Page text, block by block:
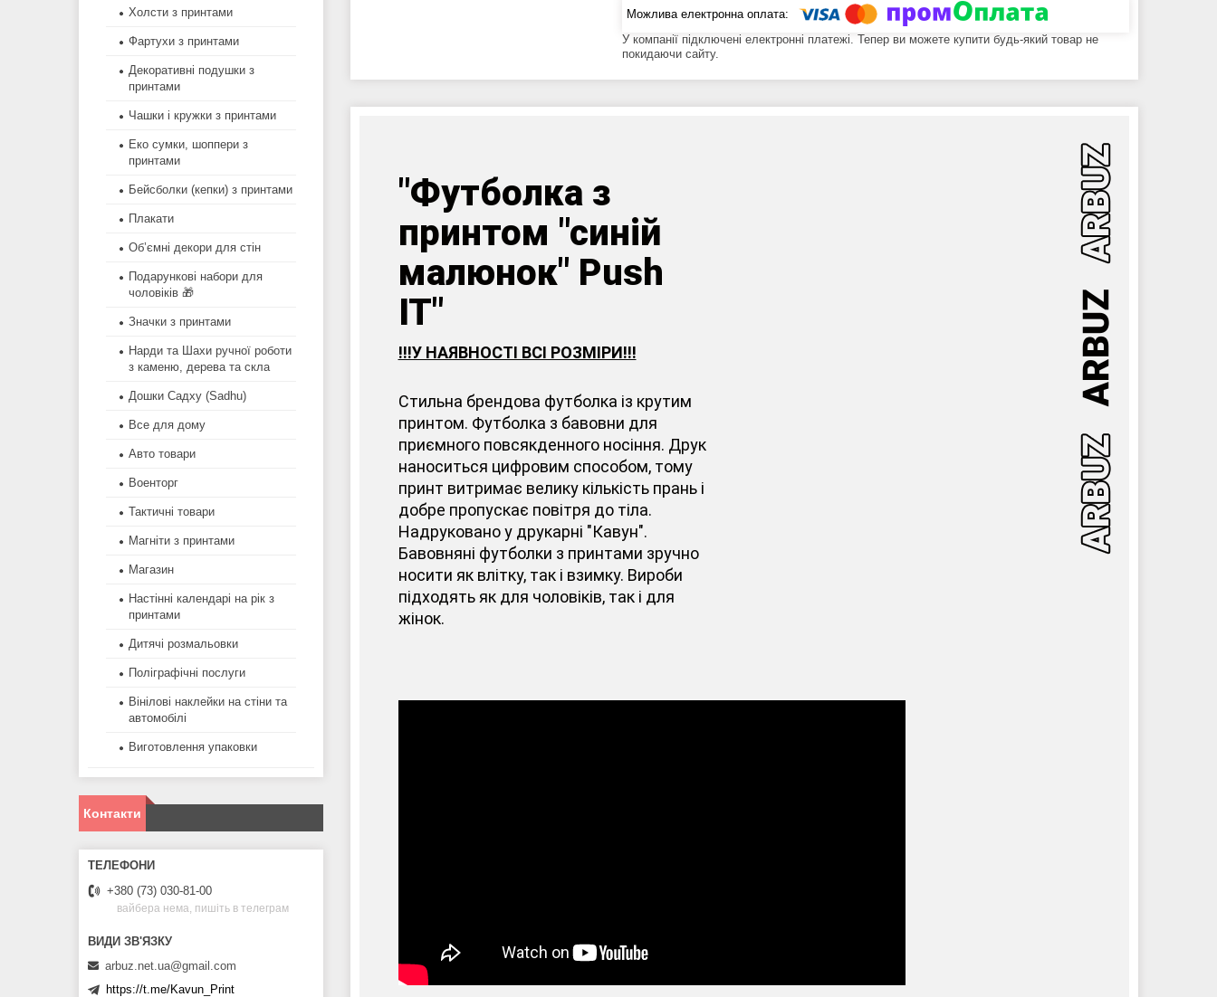
У компанії підключені електронні платежі. Тепер ви можете купити будь-який товар не
покидаючи сайту.
"Футболка з
принтом "синій
малюнок" Push
IT"
!!!У НАЯВНОСТІ ВСІ РОЗМІРИ!!!
Стильна брендова футболка із крутим
принтом. Футболка з бавовни для
приємного повсякденного носіння. Друк
наноситься цифровим способом, тому
принт витримає велику кількість прань і
добре пропускає повітря до тіла.
Надруковано у друкарні "Кавун".
Бавовняні футболки з принтами зручно
носити як влітку, так і взимку. Вироби
підходять як для чоловіків, так і для
жінок.
Холсти з принтами
Фартухи з принтами
Декоративні подушки з
принтами
Чашки і кружки з принтами
Еко сумки, шоппери з
принтами
Бейсболки (кепки) з принтами
Плакати
Об’ємні декори для стін
Подарункові набори для
чоловіків 🎁
Значки з принтами
Нарди та Шахи ручної роботи
з каменю, дерева та скла
Дошки Садху (Sadhu)
Все для дому
Авто товари
Военторг
Тактичні товари
Магніти з принтами
Магазин
Настінні календарі на рік з
принтами
Дитячі розмальовки
Поліграфічні послуги
Вінілові наклейки на стіни та
автомобілі
Виготовлення упаковки
Контакти
+380 (73) 030-81-00
вайбера нема, пишіть в телеграм
arbuz.net.ua@gmail.com
https://t.me/Kavun_Print